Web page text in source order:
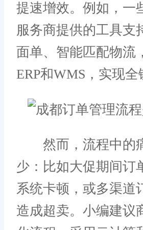
提速增效。例如，一
服务商提供的工具支
面单、智能匹配物流
ERP和WMS，实现全
然而，流程中的
少：比如大促期间订
系统卡顿，或多渠道
造成超卖。小编建议